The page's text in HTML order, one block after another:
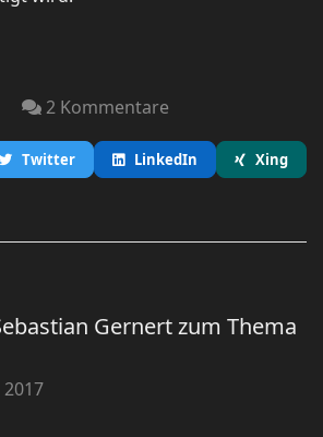
2 Kommentare
Twitter LinkedIn
Xing
Gernert zum Thema